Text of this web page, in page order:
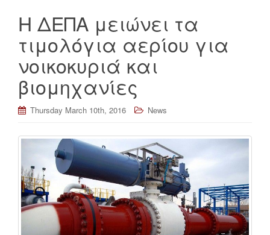
Η ΔΕΠΑ μειώνει τα
τιμολόγια αερίου για
νοικοκυριά και
βιομηχανίες
Thursday March 10th, 2016 News